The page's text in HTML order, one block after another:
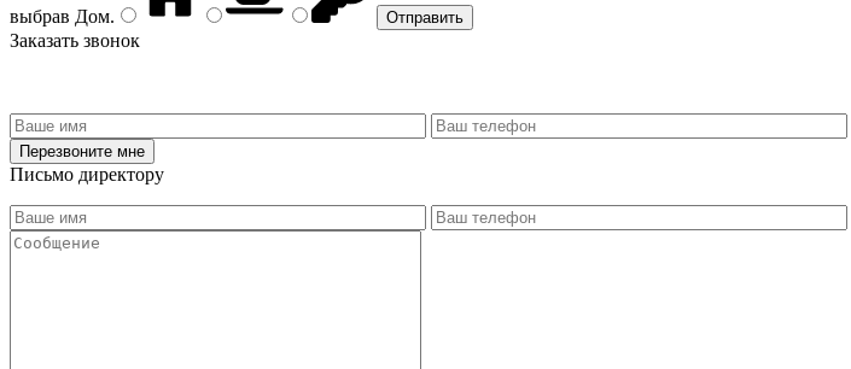
выбрав Дом.
Заказать звонок
Письмо директору